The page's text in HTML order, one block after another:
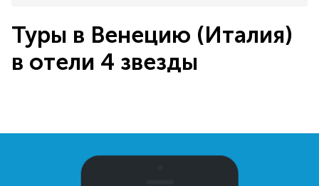
Туры в Венецию (Италия)
в отели 4 звезды